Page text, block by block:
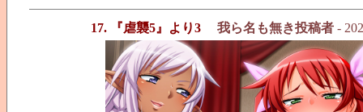
17. 『虐襲5』より3 我ら名も無き投稿者 -